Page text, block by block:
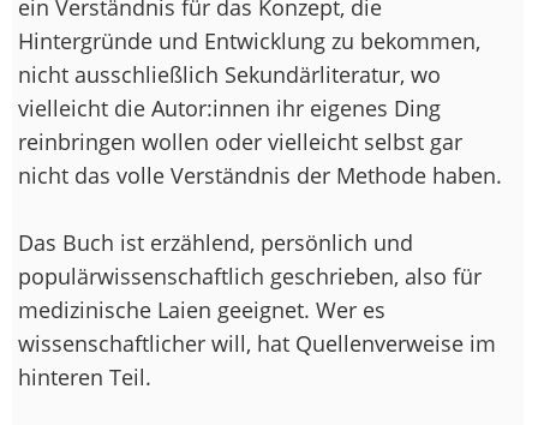
ein Verständnis für das Konzept, die
Hintergründe und Entwicklung zu bekommen,
nicht ausschließlich Sekundärliteratur, wo
vielleicht die Autor:innen ihr eigenes Ding
reinbringen wollen oder vielleicht selbst gar
nicht das volle Verständnis der Methode haben.
Das Buch ist erzählend, persönlich und
populärwissenschaftlich geschrieben, also für
medizinische Laien geeignet. Wer es
wissenschaftlicher will, hat Quellenverweise im
hinteren Teil.